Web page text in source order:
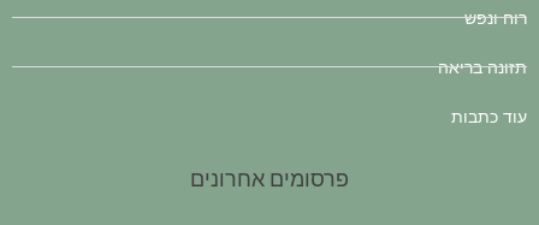
רוח ונפש
תזונה בריאה
עוד כתבות
פרסומים אחרונים